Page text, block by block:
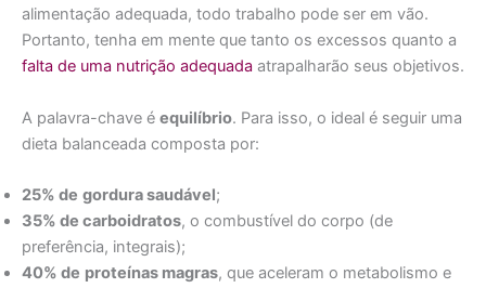
alimentação adequada, todo trabalho pode ser em vão.
Portanto, tenha em mente que tanto os excessos quanto a
falta de uma nutrição adequada atrapalharão seus objetivos.
A palavra-chave é equilíbrio. Para isso, o ideal é seguir uma
dieta balanceada composta por:
25% de gordura saudável;
35% de carboidratos, o combustível do corpo (de
preferência, integrais);
40% de proteínas magras, que aceleram o metabolismo e